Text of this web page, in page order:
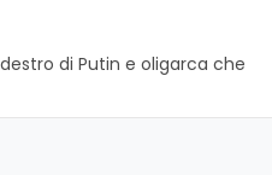
di Putin e oligarca che